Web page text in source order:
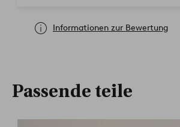
Informationen zur Bewertung
Passende teile